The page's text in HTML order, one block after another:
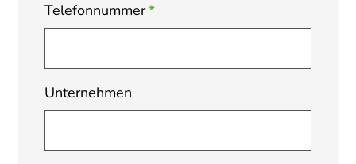
Telefonnummer*
Unternehmen